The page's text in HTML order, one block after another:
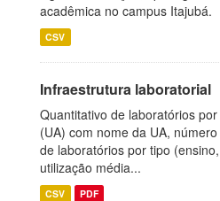
acadêmica no campus Itajubá.
CSV
Infraestrutura laboratorial
Quantitativo de laboratórios
(UA) com nome da UA,
de laboratórios por tipo
utilização média...
CSV PDF